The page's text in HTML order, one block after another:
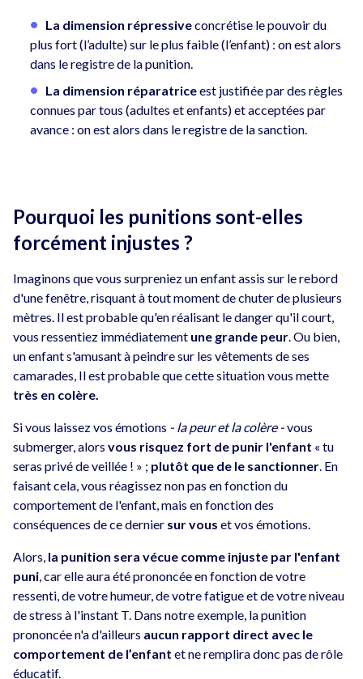
La dimension répressiveconcrétise le pouvoir du
plus fort (l’adulte) sur le plus faible (l’enfant) : on est alors
dans le registre de la punition.
La dimension réparatriceest justifiée par des règles
connues par tous (adultes et enfants) et acceptées par
avance : on est alors dans le registre de la sanction.
Pourquoi les punitions sont-elles
forcément injustes ?
Imaginons que vous surpreniez un enfant assis sur le rebord
d'une fenêtre, risquant à tout moment de chuter de plusieurs
mètres. Il est probable qu'en réalisant le danger qu'il court,
vous ressentiez immédiatement une grande peur. Ou bien,
un enfant s'amusant à peindre sur les vêtements de ses
camarades, Il est probable que cette situation vous mette
très en colère.
Si vous laissez vos émotions - la peur et la colère -vous
submerger, alors vous risquez fort de punir l'enfant « tu
seras privé de veillée ! » ; plutôt que de le sanctionner. En
faisant cela, vous réagissez non pas en fonction du
comportement de l'enfant, mais en fonction des
conséquences de ce dernier sur vous et vos émotions.
Alors, la punition sera vécue comme injuste par l'enfant
puni, car elle aura été prononcée en fonction de votre
ressenti, de votre humeur, de votre fatigue et de votre niveau
de stress à l'instant T. Dans notre exemple, la punition
prononcée n'a d'ailleurs aucun rapport direct avec le
comportement de l’enfant et ne remplira donc pas de rôle
éducatif.